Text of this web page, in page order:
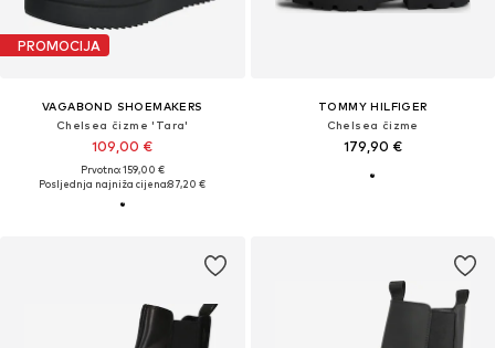
PROMOCIJA
VAGABOND SHOEMAKERS
Chelsea čizme 'Tara'
109,00 €
Prvotno: 159,00 €
Posljednja najniža cijena:87,20 €
TOMMY HILFIGER
Chelsea čizme
179,90 €